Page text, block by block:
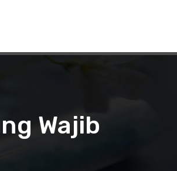
Wajib